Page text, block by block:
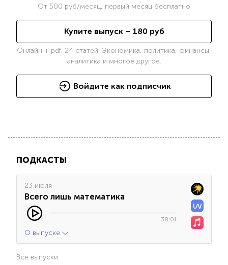
От 500 руб/месяц, первый месяц бесплатно
Купите выпуск – 180 руб
Онлайн + pdf. 24 статей. Экономика, политика, финансы,
аналитика и многое другое.
Войдите как подписчик
ПОДКАСТЫ
23 июля
Всего лишь математика
38:01
О выпуске
Все выпуски